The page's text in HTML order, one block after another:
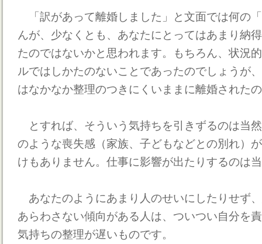
「訳があって離婚しました」と文面では何の
んが、少なくとも、あなたにとってはあまり納
たのではないかと思われます。もちろん、状況
ルではしかたのないことであったのでしょうが
はなかなか整理のつきにくいままに離婚された
とすれば、そういう気持ちを引きずるのは当
のような喪失感（家族、子どもなどとの別れ）
けもありません。仕事に影響が出たりするのは
あなたのようにあまり人のせいにしたりせず
あらわさない傾向がある人は、ついつい自分を
気持ちの整理が遅いものです。